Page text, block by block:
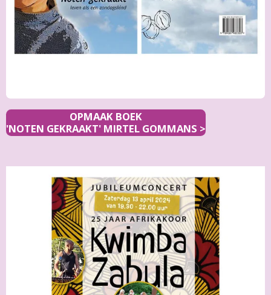
OPMAAK BOEK
'NOTEN GEKRAAKT' MIRTEL GOMMANS >